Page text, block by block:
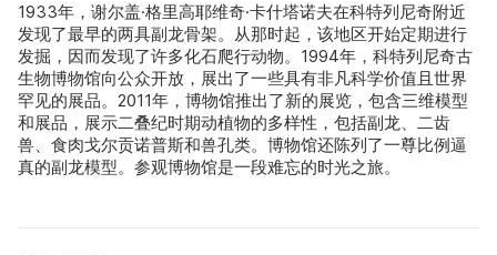
1933年，谢尔盖·格里高耶维奇·卡什塔诺夫在科特列尼奇附近
发现了最早的两具副龙骨架。从那时起，该地区开始定期进行
发掘，因而发现了许多化石爬行动物。1994年，科特列尼奇古
生物博物馆向公众开放，展出了一些具有非凡科学价值且世界
罕见的展品。2011年，博物馆推出了新的展览，包含三维模型
和展品，展示二叠纪时期动植物的多样性，包括副龙、二齿
兽、食肉戈尔贡诺普斯和兽孔类。博物馆还陈列了一尊比例逼
真的副龙模型。参观博物馆是一段难忘的时光之旅。